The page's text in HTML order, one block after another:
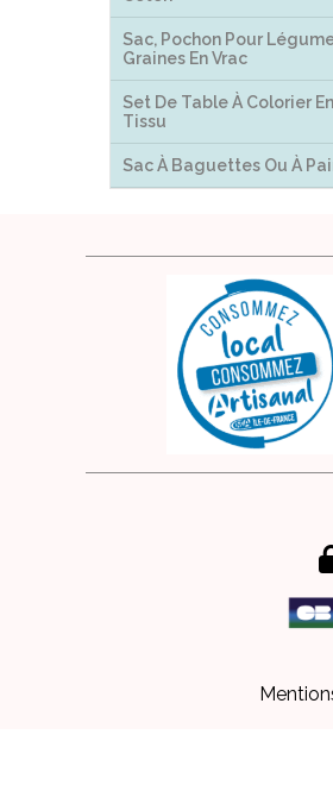
Sac, Pochon Pour
Graines En Vrac
Set De Table À Colorier En
Tissu
Sac À Baguettes Ou À